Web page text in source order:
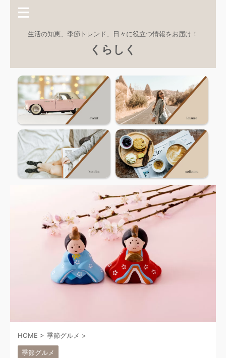
生活の知恵、季節トレンド、日々に役立つ情報をお届け！
くらしく
HOME > 季節グルメ >
季節グルメ